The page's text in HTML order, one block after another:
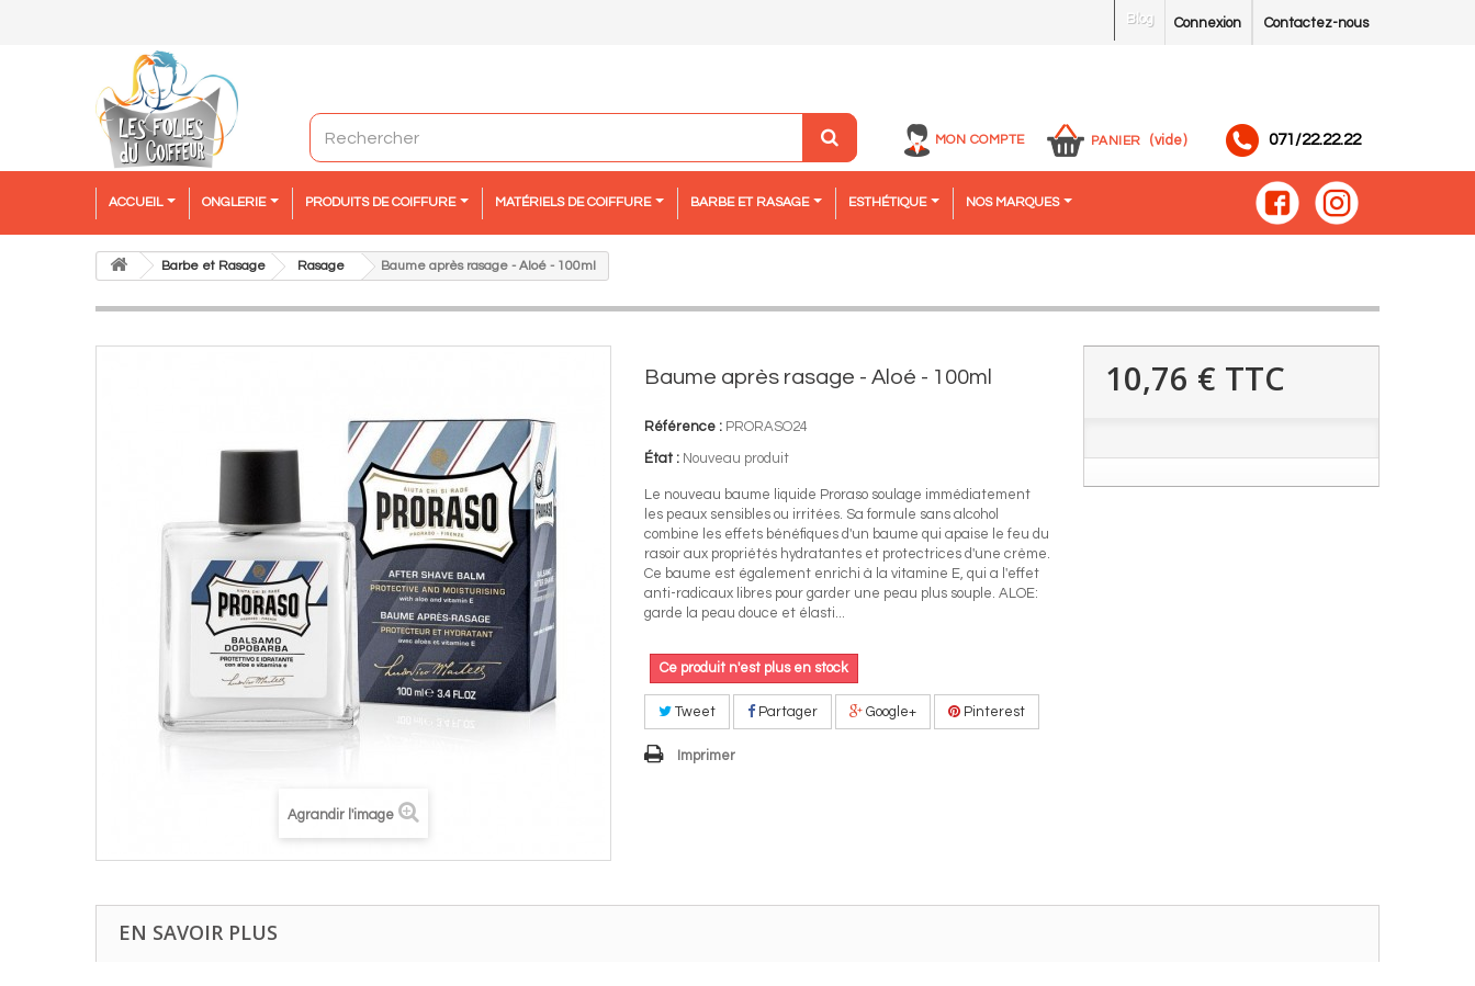
Contactez-nous
Connexion
Blog
MON COMPTE PANIER (vide) 071/22.22.22
ACCUEIL ONGLERIE PRODUITS DE COIFFURE MATÉRIELS DE COIFFURE BARBE ET RASAGE ESTHÉTIQUE NOS MARQUES
Barbe et Rasage Rasage Baume après rasage - Aloé - 100ml
Agrandir l'image
Baume après rasage - Aloé - 100ml
Référence : PRORASO24
État : Nouveau produit
Le nouveau baume liquide Proraso soulage immédiatement
les peaux sensibles ou irritées. Sa formule sans alcohol
combine les effets bénéfiques d'un baume qui apaise le feu du
rasoir aux propriétés hydratantes et protectrices d'une crème.
Ce baume est également enrichi à la vitamine E, qui a l'effet
anti-radicaux libres pour garder une peau plus souple. ALOE:
garde la peau douce et élasti...
Ce produit n'est plus en stock
Tweet Partager Google+ Pinterest
Imprimer
10,76 € TTC
EN SAVOIR PLUS